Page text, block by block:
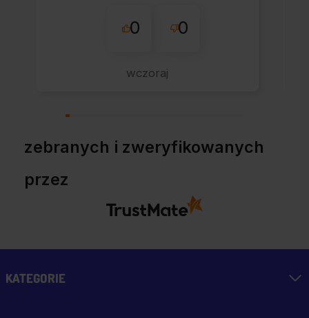
sklepu nie pierwszy
wszystko perfekt.
0 0
wczoraj
zebranych i zweryfikowanych
przez
KATEGORIE